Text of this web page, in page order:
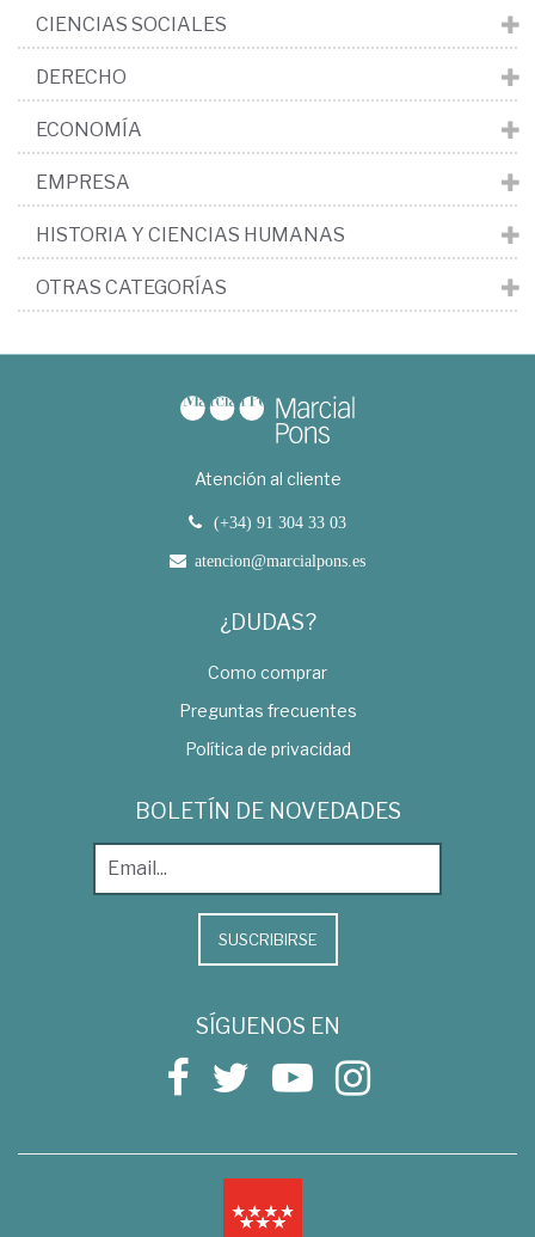
CIENCIAS SOCIALES
DERECHO
ECONOMÍA
EMPRESA
HISTORIA Y CIENCIAS HUMANAS
OTRAS CATEGORÍAS
Atención al cliente
(+34) 91 304 33 03
atencion@marcialpons.es
¿DUDAS?
Como comprar
Preguntas frecuentes
Política de privacidad
BOLETÍN DE NOVEDADES
SUSCRIBIRSE
SÍGUENOS EN